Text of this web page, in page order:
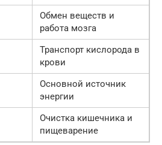
Обмен веществ и
работа мозга
Транспорт кислорода в
крови
Основной источник
энергии
Очистка кишечника и
пищеварение